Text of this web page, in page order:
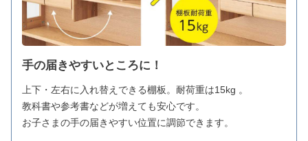
手の届きやすいところに！
上下・左右に入れ替えできる棚板。耐荷重は15kg 。
教科書や参考書などが増えても安心です。
お子さまの手の届きやすい位置に調節できます。